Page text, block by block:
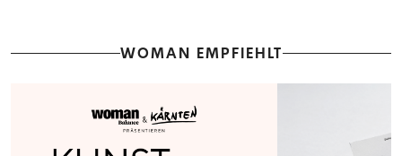
WOMAN EMPFIEHLT